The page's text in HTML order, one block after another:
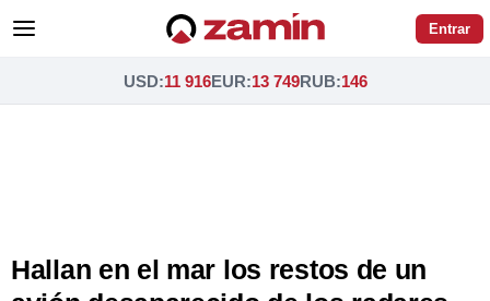
Entrar
USD:11 916EUR:13 749RUB:146
Hallan en el mar los restos de un